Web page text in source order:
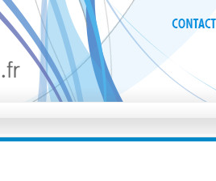
Gestion